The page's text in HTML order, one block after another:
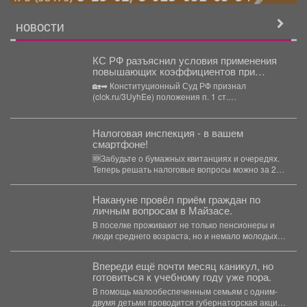
НОВОСТИ
КС РФ разъяснил условия применения
повышающих коэффициентов при
исчислении земельного налога
🏡➡ Конституционный Суд РФ признал
(clck.ru/3UyhEe) положения п. 1 ст.
Налоговая инспекция - в вашем
смартфоне!
🆕Забудьте о бумажных квитанциях и очередях.
Теперь решать налоговые вопросы можно за 2
Накануне провёл приём граждан по
личным вопросам в Майзасе.
В поселке проживают не только пенсионеры и
люди среднего возраста, но и немало молодых
Впереди ещё почти месяц каникул, но
готовиться к учебному году уже пора.
В помощь малообеспеченным семьям c одним-
двумя детьми проводится губернаторская акция